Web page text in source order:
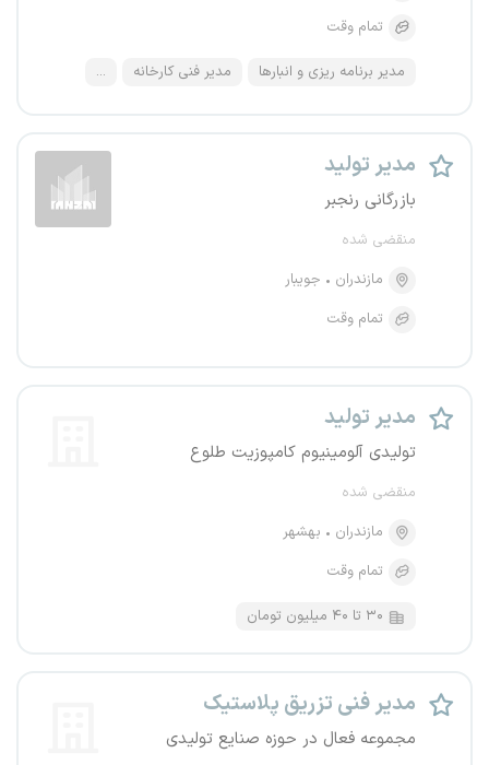
تمام وقت
مدیر برنامه ریزی و انبارها مدیر فنی کارخانه ...
مدیر تولید
بازرگانی رنجبر
منقضی شده
مازندران
جویبار
تمام وقت
مدیر تولید
تولیدی آلومینیوم کامپوزیت طلوع
منقضی شده
مازندران
بهشهر
تمام وقت
۳۰ تا ۴۰ میلیون تومان
مدیر فنی تزریق پلاستیک
مجموعه فعال در حوزه صنایع تولیدی